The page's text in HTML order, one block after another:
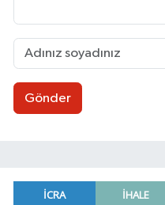
Gönder